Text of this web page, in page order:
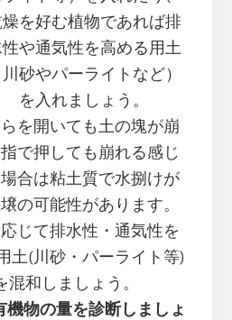
を好む植物であれば排
や通気性を高める用土
川砂やパーライトなど）
を入れましょう。
を開いても土の塊が崩
で押しても崩れる感じ
合は粘土質で水捌けが
の可能性があります。
じて排水性・通気性を
土(川砂・パーライト等)
混和しましょう。
機物の量を診断しましょ